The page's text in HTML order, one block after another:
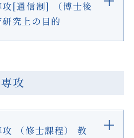
ー
[通信制] （博士後
究上の目的
攻
（修士課程） 教